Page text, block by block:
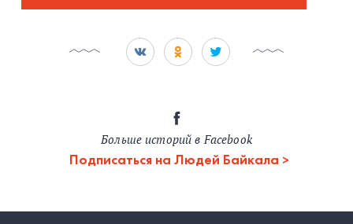
Больше историй в Facebook
Подписаться на Людей Байкала